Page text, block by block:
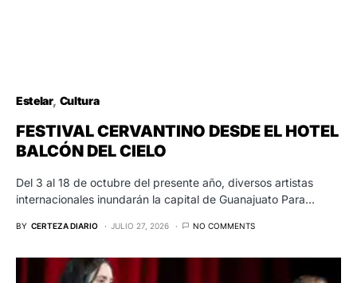
Estelar Cultura
FESTIVAL CERVANTINO DESDE EL HOTEL
BALCÓN DEL CIELO
Del 3 al 18 de octubre del presente año, diversos artistas
internacionales inundarán la capital de Guanajuato Para…
BY CERTEZA DIARIO JULIO 27, 2026 NO COMMENTS